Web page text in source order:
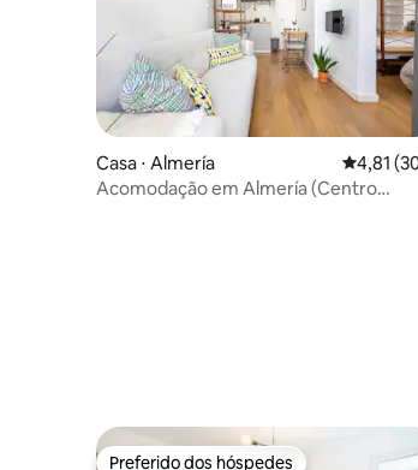
Casa ⋅ Almería 4,81 de
4,81
Acomodação em Almería (Centro
Preferido dos hóspedes